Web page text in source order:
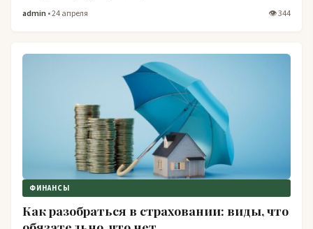
admin • 24 апреля 👁 344
ФИНАНСЫ
Как разобраться в страховании: виды, что